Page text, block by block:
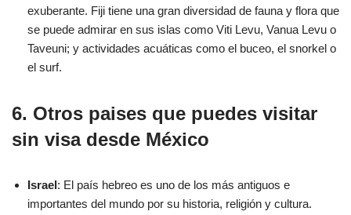
exuberante. Fiji tiene una gran diversidad de fauna y flora que
se puede admirar en sus islas como Viti Levu, Vanua Levu o
Taveuni; y actividades acuáticas como el buceo, el snorkel o
el surf.
6. Otros paises que puedes visitar
sin visa desde México
Israel: El país hebreo es uno de los más antiguos e
importantes del mundo por su historia, religión y cultura.